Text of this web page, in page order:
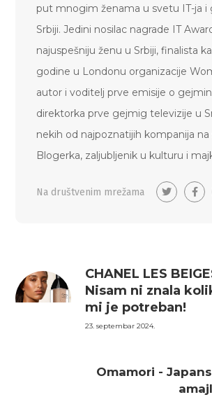
put mnogim ženama u svetu IT-ja i
Srbiji. Jedini nosilac nagrade IT
najuspešniju ženu u Srbiji, finalista
godine u Londonu organizacije
autor i voditelj prve emisije o
direktorka prve gejmig televizije u
nekih od najpoznatijih kompanija na
Blogerka, zaljubljenik u kulturu i
Na društvenim mrežama
CHANEL LES
Nisam ni znala
mi je potreban!
23. septembar 2024.
Omamori -